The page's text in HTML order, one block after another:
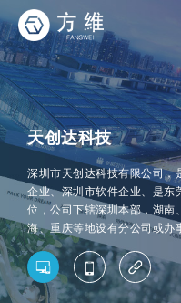
天创达科技
深圳市天创达科技有限公司，
企业、深圳市软件企业、是东
位，公司下辖深圳本部，湖南
海、重庆等地设有分公司或办